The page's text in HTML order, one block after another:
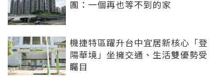
團：一個再也等不到的家
機捷特區躍升台中宜居新核心「登
陽華境」坐擁交通、生活雙優勢受
矚目